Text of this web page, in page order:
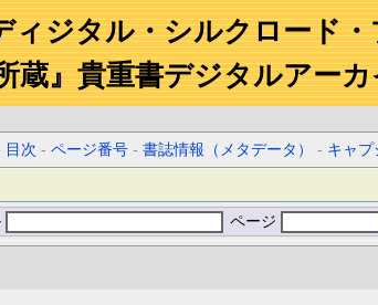
ィジタル・シルクロード
蔵』貴重書デジタルアー
目次 -ページ番号 -書誌情報（メタデータ） - キャプ
ページ